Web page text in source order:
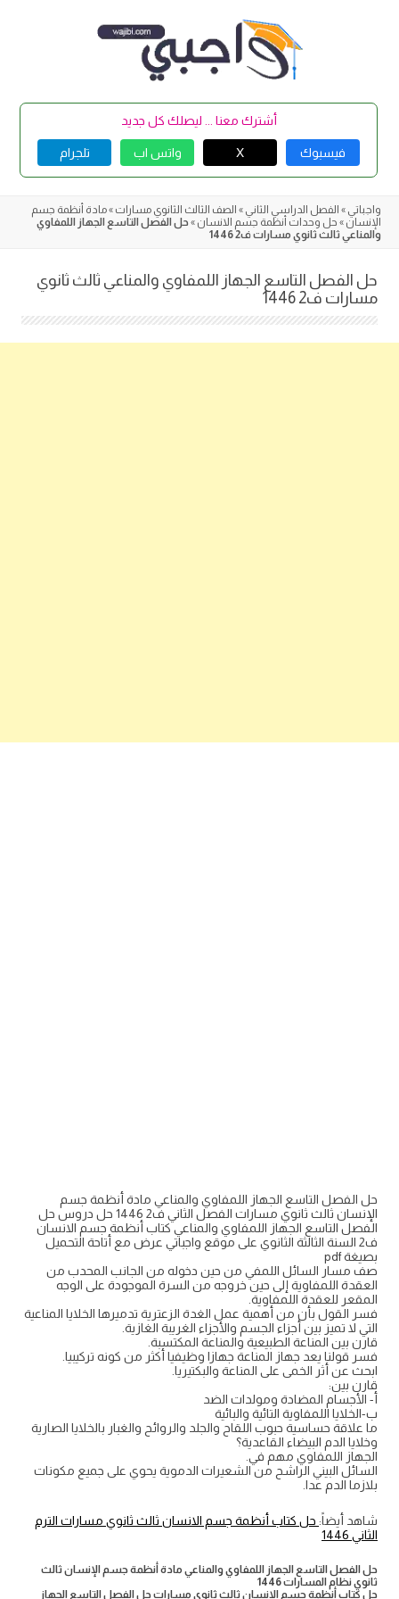
أشترك معنا ... ليصلك كل جديد
فيسبوك X واتس اب تلجرام
واجباتي » الفصل الدراسي الثاني » الصف الثالث الثانوي مسارات »مادة أنظمة جسم
الإنسان » حل وحدات أنظمة جسم الانسان » حل الفصل التاسع الجهاز اللمفاوي
والمناعي ثالث ثانوي مسارات ف2 1446
حل الفصل التاسع الجهاز اللمفاوي والمناعي ثالث ثانوي
مسارات ف2 1446
حل الفصل التاسع الجهاز اللمفاوي والمناعي مادة أنظمة جسم
الإنسان ثالث ثانوي مسارات الفصل الثاني ف2 1446 حل دروس حل
الفصل التاسع الجهاز اللمفاوي والمناعي كتاب أنظمة جسم الانسان
ف2 السنة الثالثة الثانوي على موقع واجباتي عرض مع أتاحة التحميل
بصيغة pdf
صف مسار السائل اللمفي من حين دخوله من الجانب المحدب من
العقدة اللمفاوية إلى حين خروجه من السرة الموجودة على الوجه
المقعر للعقدة اللمفاوية.
فسر القول بأن من أهمية عمل الغدة الزعترية تدميرها الخلايا المناعية
التي لا تميز بين أجزاء الجسم والأجزاء الغريبة الغازية.
قارن بين المناعة الطبيعية والمناعة المكتسبة.
فسر قولنا يعد جهاز المناعة جهازا وظيفيا أكثر من كونه تركيبيا.
ابحث عن أثر الخمى على المناعة والبكتيريا.
قارن بين:
أ- الأجسام المضادة ومولدات الضد
ب-الخلايا اللمفاوية التائية والبائية
ما علاقة حساسية حبوب اللقاح والجلد والروائح والغبار بالخلايا الصارية
وخلايا الدم البيضاء القاعدية؟
الجهاز اللمفاوي مهم في.
السائل البيني الراشح من الشعيرات الدموية يحوي على جميع مكونات
بلازما الدم عدا.
شاهد أيضاً: حل كتاب أنظمة جسم الانسان ثالث ثانوي مسارات الترم
الثاني 1446
حل الفصل التاسع الجهاز اللمفاوي والمناعي مادة أنظمة جسم الإنسان ثالث
ثانوي نظام المسارات 1446
حل كتاب أنظمة جسم الانسان ثالث ثانوي مسارات حل الفصل التاسع الجهاز